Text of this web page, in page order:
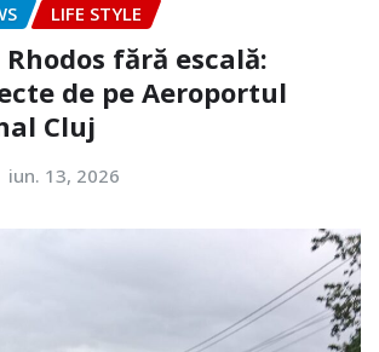
LIFE STYLE
fără escală:
de pe Aeroportul
Cluj
iun. 13, 2026